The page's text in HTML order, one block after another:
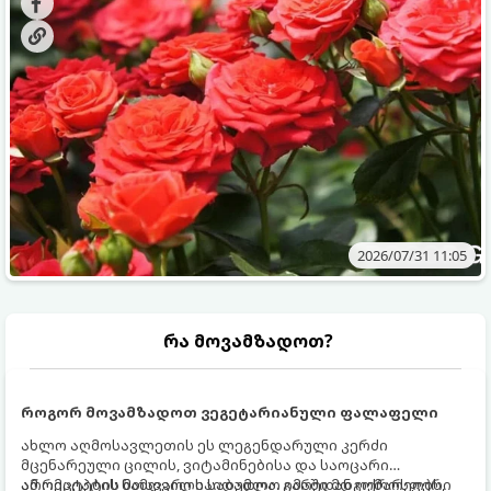
ვიცოდეთ, რომელი სასუქები გამოიყენება ამ დროს.
2026/07/31 11:05
რა მოვამზადოთ?
როგორ მოვამზადოთ ვეგეტარიანული ფალაფელი
ახლო აღმოსავლეთის ეს ლეგენდარული კერძი
მცენარეული ცილის, ვიტამინებისა და საოცარი
არომატების ნამდვილი საბადოა. გარედან ოქროსფერი
ამ რეცეპტის მთავარი საიდუმლო იმაში მდგომარეობს,